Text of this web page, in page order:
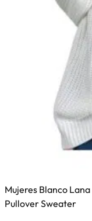
Mujeres Blanco
Pullover Sweater